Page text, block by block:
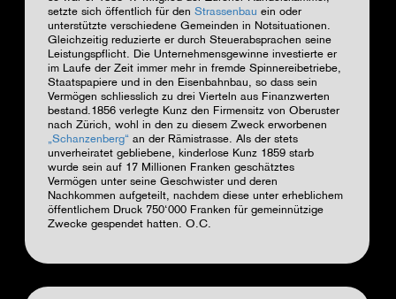
setzte sich öffentlich für den Strassenbau ein oder
unterstützte verschiedene Gemeinden in Notsituationen.
Gleichzeitig reduzierte er durch Steuerabsprachen seine
Leistungspflicht. Die Unternehmensgewinne investierte er
im Laufe der Zeit immer mehr in fremde Spinnereibetriebe,
Staatspapiere und in den Eisenbahnbau, so dass sein
Vermögen schliesslich zu drei Vierteln aus Finanzwerten
bestand.1856 verlegte Kunz den Firmensitz von Oberuster
nach Zürich, wohl in den zu diesem Zweck erworbenen
„Schanzenberg“ an der Rämistrasse. Als der stets
unverheiratet gebliebene, kinderlose Kunz 1859 starb
wurde sein auf 17 Millionen Franken geschätztes
Vermögen unter seine Geschwister und deren
Nachkommen aufgeteilt, nachdem diese unter erheblichem
öffentlichem Druck 750‘000 Franken für gemeinnützige
Zwecke gespendet hatten. O.C.